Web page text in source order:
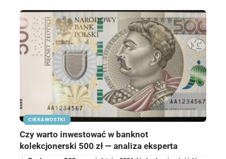
CIEKAWOSTKI
Czy warto inwestować w banknot
kolekcjonerski 500 zł — analiza eksperta